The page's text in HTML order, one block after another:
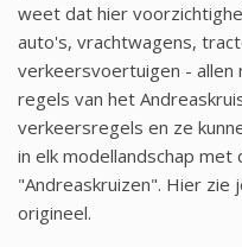
weet dat hier
auto's, vrachtwagens,
verkeersvoertuigen - allen
regels van het
verkeersregels en ze
in elk modellandschap
"Andreaskruizen". Hier zie
origineel.